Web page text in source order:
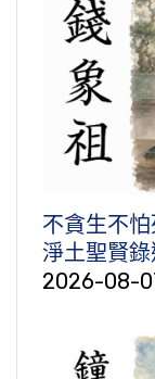
不貪生不怕
淨土聖賢錄
2026-08-